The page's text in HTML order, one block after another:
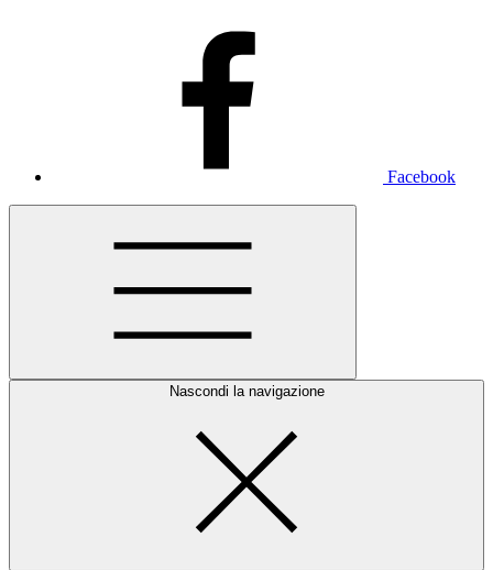
Facebook
Nascondi la navigazione